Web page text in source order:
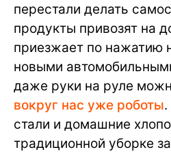
перестали делать
продукты привозят на
приезжает по нажатию
новыми
даже руки на руле
вокруг нас уже роботы
стали и домашние
традиционной уборке